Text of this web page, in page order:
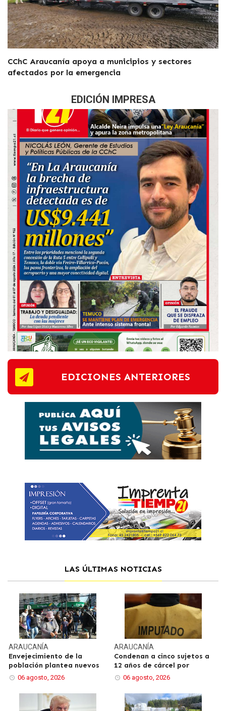
CChC Araucanía apoya a municipios y sectores
afectados por la emergencia
EDICIÓN IMPRESA
EDICIONES ANTERIORES
LAS ÚLTIMAS NOTICIAS
ARAUCANÍA
Envejecimiento de la
población plantea nuevos
06 agosto, 2026
ARAUCANÍA
Condenan a cinco sujetos a
12 años de cárcel por
06 agosto, 2026